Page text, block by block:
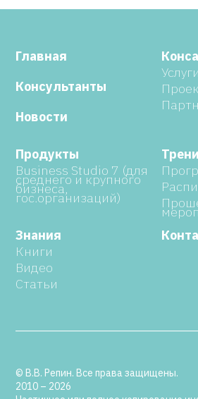
Главная
Консультанты
Новости
Услуги
Продукты
Business Studio 7 (для
среднего и крупного
бизнеса,
гос.организаций)
Знания
Книги
Видео
Статьи
© В.В. Репин. Все права защищены.
2010 – 2026